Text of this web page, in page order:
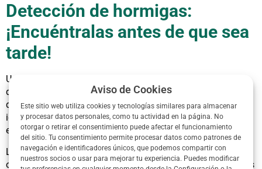
Aviso de Cookies
Este sitio web utiliza cookies y tecnologías similares para almacenar
y procesar datos personales, como tu actividad en la página. No
otorgar o retirar el consentimiento puede afectar el funcionamiento
del sitio. Tu consentimiento permite procesar datos como patrones de
navegación e identificadores únicos, que podemos compartir con
nuestros socios o usar para mejorar tu experiencia. Puedes modificar
Detección de hormigas:
¡Encuéntralas antes de que sea
tarde!
Una vez que las hormigas han invadido tu hogar, lo primero
que debes hacer es detectar el problema. Si bien es cierto
que las hormigas son fáciles de detectar, es importante
identificar el tipo de hormiga que tienes en tu hogar, ya que
esto determinará el tratamiento más efectivo.
Las hormigas se dividen en dos grupos: las hormigas
obreras y las hormigas reproductoras. Las hormigas obreras